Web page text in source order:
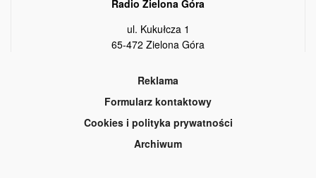
Radio Zielona Góra
ul. Kukułcza 1
65-472 Zielona Góra
Reklama
Formularz kontaktowy
Cookies i polityka prywatności
Archiwum